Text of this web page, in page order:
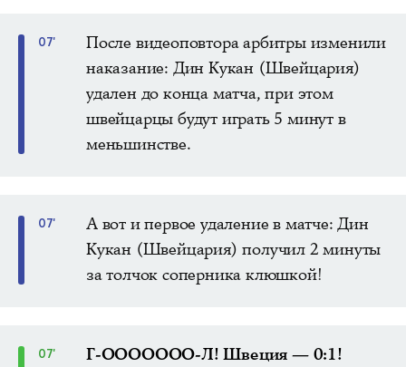
07'
После видеоповтора арбитры изменили
наказание: Дин Кукан (Швейцария)
удален до конца матча, при этом
швейцарцы будут играть 5 минут в
меньшинстве.
07'
А вот и первое удаление в матче: Дин
Кукан (Швейцария) получил 2 минуты
за толчок соперника клюшкой!
07' Г-ООООООО-Л! Швеция — 0:1!